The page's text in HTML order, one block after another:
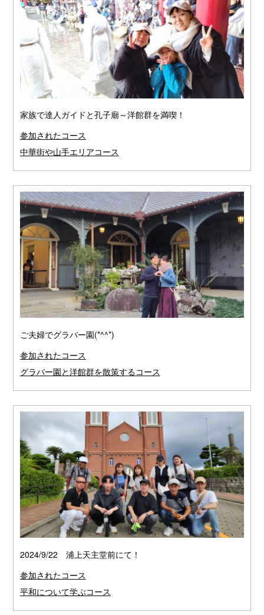
家族で達人ガイドと孔子廟～洋館群を満喫！
参加されたコース
中華街や山手エリアコース
ご夫婦でグラバー園(*^^*)
参加されたコース
グラバー園と洋館群を散策するコース
2024/9/22 浦上天主堂前にて！
参加されたコース
平和について学ぶコース